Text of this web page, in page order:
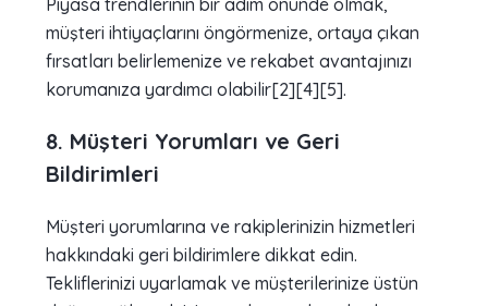
Piyasa trendlerinin bir adım önünde olmak,
müşteri ihtiyaçlarını öngörmenize, ortaya çıkan
fırsatları belirlemenize ve rekabet avantajınızı
korumanıza yardımcı olabilir[2][4][5].
8. Müşteri Yorumları ve Geri
Bildirimleri
Müşteri yorumlarına ve rakiplerinizin hizmetleri
hakkındaki geri bildirimlere dikkat edin.
Tekliflerinizi uyarlamak ve müşterilerinize üstün